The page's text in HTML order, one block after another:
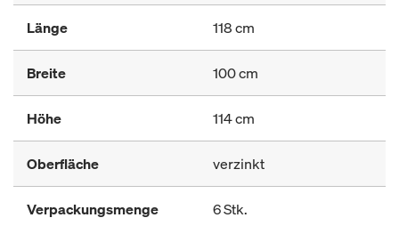
Länge 118 cm
Breite 100 cm
Höhe 114 cm
Oberfläche verzinkt
Verpackungsmenge 6 Stk.